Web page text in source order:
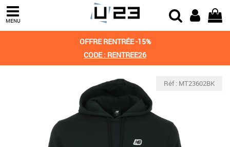
MENU
OFFRE RENTRÉE -15%
CODE : RENTREE26
Réf : MT23602BK